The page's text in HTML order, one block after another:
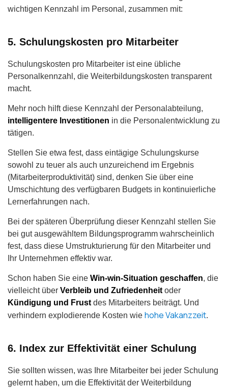
wichtigen Kennzahl im Personal, zusammen mit:
5. Schulungskosten pro Mitarbeiter
Schulungskosten pro Mitarbeiter ist eine übliche
Personalkennzahl, die Weiterbildungskosten transparent
macht.
Mehr noch hilft diese Kennzahl der Personalabteilung,
intelligentere Investitionen in die Personalentwicklung zu
tätigen.
Stellen Sie etwa fest, dass eintägige Schulungskurse
sowohl zu teuer als auch unzureichend im Ergebnis
(Mitarbeiterproduktivität) sind, denken Sie über eine
Umschichtung des verfügbaren Budgets in kontinuierliche
Lernerfahrungen nach.
Bei der späteren Überprüfung dieser Kennzahl stellen Sie
bei gut ausgewähltem Bildungsprogramm wahrscheinlich
fest, dass diese Umstrukturierung für den Mitarbeiter und
Ihr Unternehmen effektiv war.
Schon haben Sie eine Win-win-Situation geschaffen, die
vielleicht über Verbleib und Zufriedenheitoder
Kündigung und Frustdes Mitarbeiters beiträgt. Und
verhindern explodierende Kosten wie hohe Vakanzzeit.
6. Index zur Effektivität einer Schulung
Sie sollten wissen, was Ihre Mitarbeiter bei jeder Schulung
gelernt haben, um die Effektivität der Weiterbildung